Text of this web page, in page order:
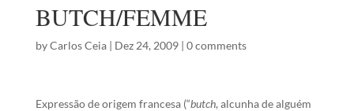
BUTCH/FEMME
byCarlos Ceia| Dez 24, 2009| 0 comments
Expressão de origem francesa (“butch, alcunha de alguém